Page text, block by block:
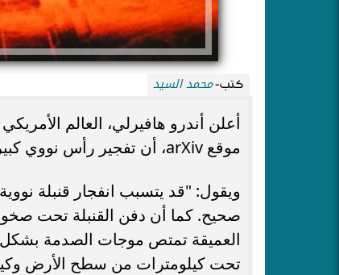
كتب-محمد السيد
أعلن أندرو هافيرلي، العالم
موقع arXiv، أن تفجير رأس نووي كبير في المحيط قد يؤدي إلى إبطاء تغير المناخ.
صحيح. كما أن دفن القنبلة تحت
العميقة تمتص موجات الصدمة بشكل
تحت كيلومترات من سطح الأرض